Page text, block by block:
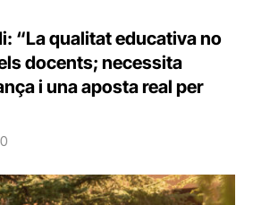
“La qualitat educativa no
docents; necessita
i una aposta real per